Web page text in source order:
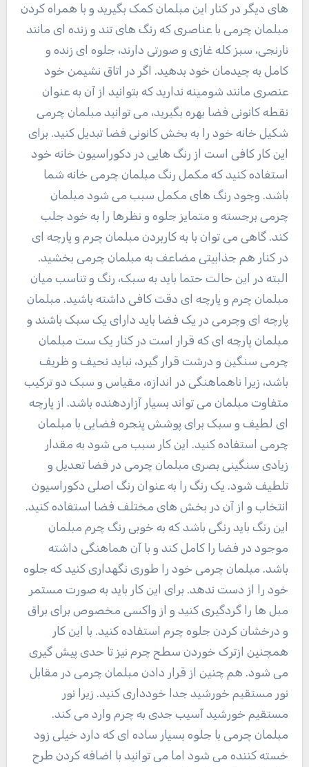
های دیگر در کنار این مبلمان کمک بگیرید و با همراه کردن
مبلمان چرمی با عناصری که رنگ های تند و زنده ای مانند
نارنجی، سبز کله غازی و صورتی دارند، جلوه ای زنده و
کامل به چیدمان خود بدهید. اگر در اتاق نشیمن خود
عنصری مانند شومینه ندارید که بتوانید از آن به عنوان
نقطه کانونی فضا بهره بگیرید، می توانید مبلمان چرمی
شکیل خانه خود را به بخش کانونی فضا تبدیل کنید. برای
این کار کافی است از رنگ هایی در دکوراسیون خانه خود
استفاده کنید که مکمل رنگ مبلمان چرمی خانه شما
باشد. وجود رنگ های مکمل سبب می شود مبلمان
چرمی برجسته و متمایز جلوه و نظرها را به خود جلب
کند. گاهی می توان با به کاربردن مبلمان چرم و پارچه ای
در کنار هم جذابیتی مضاعف به مبلمان چرمی بخشید.
البته در این حالت حتما باید به سبک، رنگ و تناسب میان
مبلمان چرم و پارچه ای دقت کافی داشته باشید. مبلمان
پارچه ای وچرمی در یک فضا باید دارای یک سبک باشند و
مبلمان پارچه ای که قرار است در کنار یک ست مبلمان
چرمی سنگین و درشت قرار گیرد، نباید نحیف و ظریف
باشد، زیرا ناهماهنگی در اندازه، مقیاس و سبک دو ترکیب
متفاوت مبلمان می تواند بسیار آزاردهنده باشد. از پارچه
ای لطیف و سبک برای پوشش پنجره فضایی با مبلمان
چرمی استفاده کنید. این کار سبب می شود به مقدار
زیادی سنگینی بصری مبلمان چرمی در فضا تعدیل و
تلطیف شود. یک رنگ را به عنوان رنگ اصلی دکوراسیون
انتخاب و از آن در بخش های مختلف فضا استفاده کنید.
این رنگ باید رنگی باشد که به خوبی رنگ چرم مبلمان
موجود در فضا را کامل کند و با آن هماهنگی داشته
باشد. مبلمان چرمی خود را طوری نگهداری کنید که جلوه
خود را از دست ندهد. برای این کار باید به صورت مستمر
مبل ها را گردگیری کنید و از واکسی مخصوص برای براق
و درخشان کردن جلوه چرم استفاده کنید. با این کار
همچنین ازترک خوردن سطح چرم نیز تا حدی پیش گیری
می شود. هم چنین از قرار دادن مبلمان چرمی در مقابل
نور مستقیم خورشید جدا خودداری کنید. زیرا نور
مستقیم خورشید آسیب جدی به چرم وارد می کند.
مبلمان چرمی با جلوه بسیار ساده ای که دارد خیلی زود
خسته کننده می شود اما می توانید با اضافه کردن طرح